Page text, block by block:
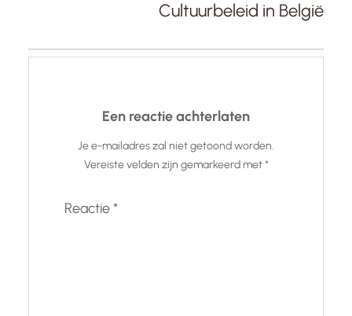
Cultuurbeleid in België
Een reactie achterlaten
Je e-mailadres zal niet getoond worden.
Vereiste velden zijn gemarkeerd met*
Reactie*